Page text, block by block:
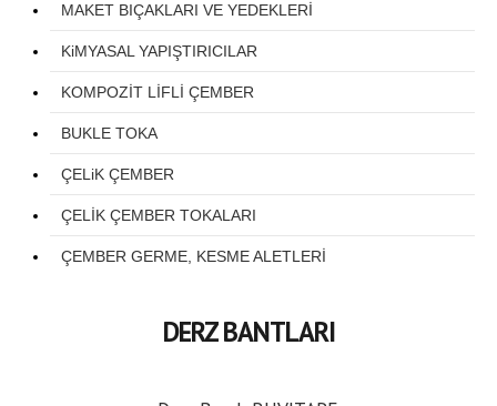
MAKET BIÇAKLARI VE YEDEKLERİ
KiMYASAL YAPIŞTIRICILAR
KOMPOZİT LİFLİ ÇEMBER
BUKLE TOKA
ÇELiK ÇEMBER
ÇELİK ÇEMBER TOKALARI
ÇEMBER GERME, KESME ALETLERİ
DERZ BANTLARI